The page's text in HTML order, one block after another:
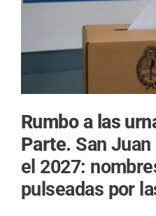
Rumbo a las
Parte. San
el 2027:
pulseadas por